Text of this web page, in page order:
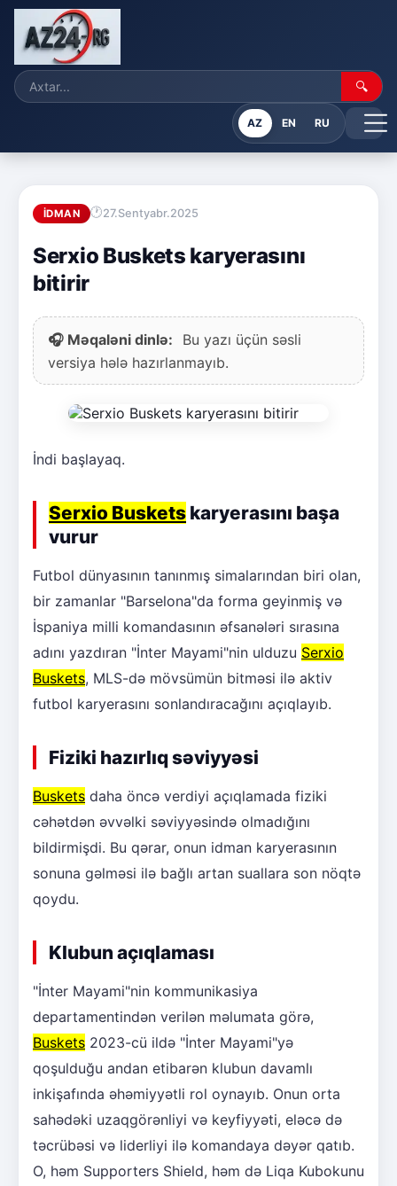
🔍
AZ EN RU
İDMAN 27.Sentyabr.2025
Serxio Buskets karyerasını
bitirir
🎧 Məqaləni dinlə:
Bu yazı üçün səsli
versiya hələ hazırlanmayıb.
İndi başlayaq.
Serxio Buskets karyerasını başa
vurur
Futbol dünyasının tanınmış simalarından biri olan,
bir zamanlar "Barselona"da forma geyinmiş və
İspaniya milli komandasının əfsanələri sırasına
adını yazdıran "İnter Mayami"nin ulduzu Serxio
Buskets, MLS-də mövsümün bitməsi ilə aktiv
futbol karyerasını sonlandıracağını açıqlayıb.
Fiziki hazırlıq səviyyəsi
Buskets daha öncə verdiyi açıqlamada fiziki
cəhətdən əvvəlki səviyyəsində olmadığını
bildirmişdi. Bu qərar, onun idman karyerasının
sonuna gəlməsi ilə bağlı artan suallara son nöqtə
qoydu.
Klubun açıqlaması
"İnter Mayami"nin kommunikasiya
departamentindən verilən məlumata görə,
Buskets 2023-cü ildə "İnter Mayami"yə
qoşulduğu andan etibarən klubun davamlı
inkişafında əhəmiyyətli rol oynayıb. Onun orta
sahədəki uzaqgörənliyi və keyfiyyəti, eləcə də
təcrübəsi və liderliyi ilə komandaya dəyər qatıb.
O, həm Supporters Shield, həm də Liqa Kubokunu